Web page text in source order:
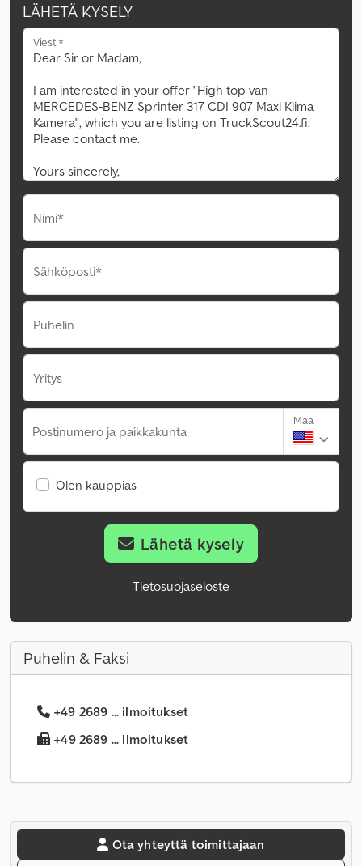
LÄHETÄ KYSELY
Viesti*
Nimi*
Sähköposti*
Puhelin
Yritys
Postinumero ja paikkakunta
Maa
Olen kauppias
Lähetä kysely
Tietosuojaseloste
Puhelin & Faksi
+49 2689 ... ilmoitukset
+49 2689 ... ilmoitukset
Ota yhteyttä toimittajaan